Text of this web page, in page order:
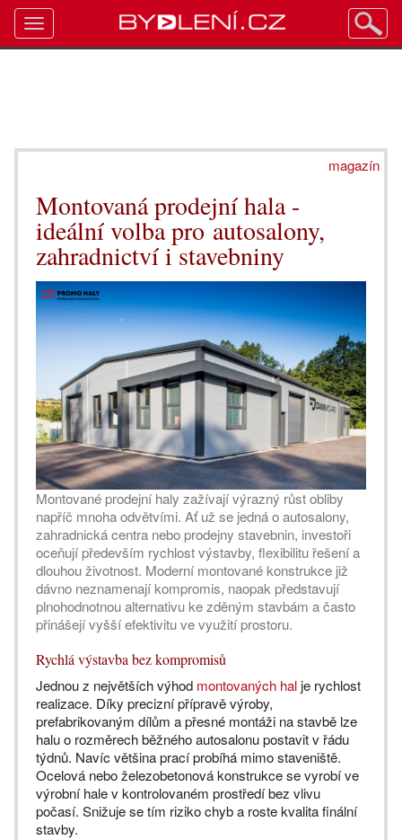
magazín
Montovaná prodejní hala -
ideální volba pro autosalony,
zahradnictví i stavebniny
Montované prodejní haly zažívají výrazný růst obliby
napříč mnoha odvětvími. Ať už se jedná o autosalony,
zahradnická centra nebo prodejny stavebnin, investoři
oceňují především rychlost výstavby, flexibilitu řešení a
dlouhou životnost. Moderní montované konstrukce již
dávno neznamenají kompromis, naopak představují
plnohodnotnou alternativu ke zděným stavbám a často
přinášejí vyšší efektivitu ve využití prostoru.
Rychlá výstavba bez kompromisů
Jednou z největších výhod montovaných hal je rychlost
realizace. Díky precizní přípravě výroby,
prefabrikovaným dílům a přesné montáži na stavbě lze
halu o rozměrech běžného autosalonu postavit v řádu
týdnů. Navíc většina prací probíhá mimo staveniště.
Ocelová nebo železobetonová konstrukce se vyrobí ve
výrobní hale v kontrolovaném prostředí bez vlivu
počasí. Snižuje se tím riziko chyb a roste kvalita finální
stavby.
Toggle
navigation